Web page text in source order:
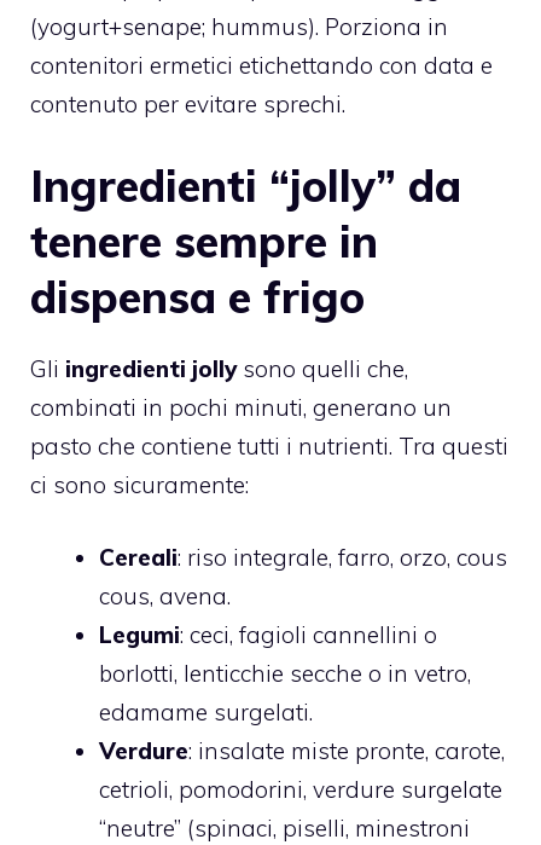
(yogurt+senape; hummus). Porziona in
contenitori ermetici etichettando con data e
contenuto per evitare sprechi.
Ingredienti “jolly” da
tenere sempre in
dispensa e frigo
Gli ingredienti jollysono quelli che,
combinati in pochi minuti, generano un
pasto che contiene tutti i nutrienti. Tra questi
ci sono sicuramente:
Cereali: riso integrale, farro, orzo, cous
cous, avena.
Legumi: ceci, fagioli cannellini o
borlotti, lenticchie secche o in vetro,
edamame surgelati.
Verdure: insalate miste pronte, carote,
cetrioli, pomodorini, verdure surgelate
“neutre” (spinaci, piselli, minestroni